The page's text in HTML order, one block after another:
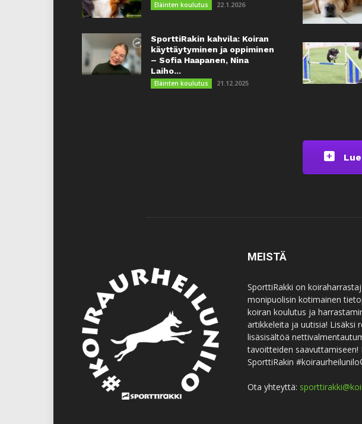
Eläinten koulutus 22.1.2026
SporttiRakin kahvila: Koiran
käyttäytyminen ja oppiminen
– Sofia Haapanen, Nina
Laiho...
Eläinten koulutus 21.12.2025
MEISTÄ
SporttiRakki on
monipuolisin kotimainen
koiran koulutus ja
artikkeleita ja uutisia! Lisäksi
lisäsisältöä
tavoitteiden
SporttiRakin
Ota yhteyttä: